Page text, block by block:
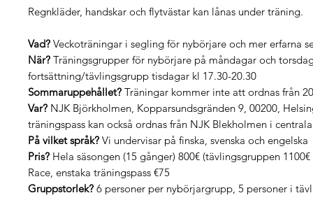
Regnkläder, handskar och flytvästar kan lånas under träning.
Vad? Veckoträningar i segling för nybörjare och mer erfarna
När? Träningsgrupper för nybörjare på måndagar och
fortsättning/tävlingsgrupp tisdagar kl 17.30-20.30
Sommaruppehållet? Träningar kommer inte att ordnas från
Var? NJK Björkholmen, Kopparsundsgränden 9, 00200,
träningspass kan också ordnas från NJK Blekholmen i
På vilket språk? Vi undervisar på finska, svenska och engelska
Pris? Hela säsongen (15 gånger) 800€ (tävlingsgruppen
Race, enstaka träningspass €75
Gruppstorlek? 6 personer per nybörjargrupp, 5 personer i